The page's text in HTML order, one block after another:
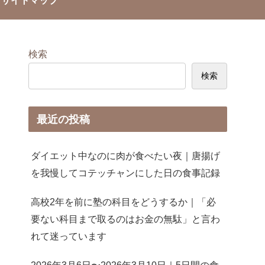
検索
検索
最近の投稿
ダイエット中なのに肉が食べたい夜｜唐揚げ
を我慢してコテッチャンにした日の食事記録
高校2年を前に塾の科目をどうするか｜「必
要ない科目まで取るのはお金の無駄」と言わ
れて迷っています